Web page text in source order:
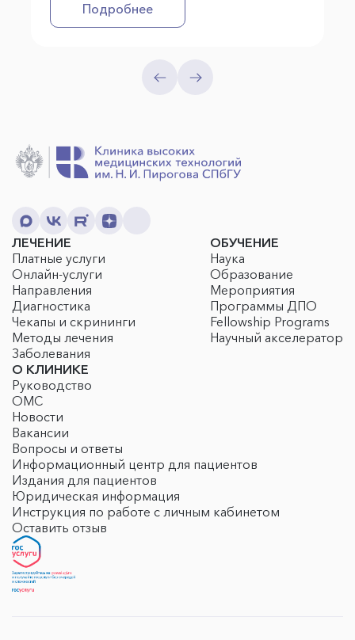
Подробнее
ЛЕЧЕНИЕ
Платные услуги
Онлайн-услуги
Направления
Диагностика
Чекапы и скрининги
Методы лечения
Заболевания
ОБУЧЕНИЕ
Наука
Образование
Мероприятия
Программы ДПО
Fellowship Programs
Научный акселератор
О КЛИНИКЕ
Руководство
ОМС
Новости
Вакансии
Вопросы и ответы
Информационный центр для пациентов
Издания для пациентов
Юридическая информация
Инструкция по работе с личным кабинетом
Оставить отзыв